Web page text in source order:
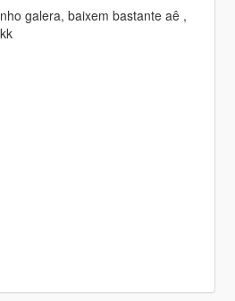
galera, baixem bastante aê ,